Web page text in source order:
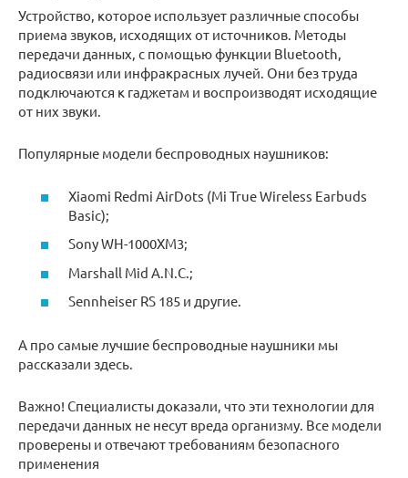
Устройство, которое использует различные способы
приема звуков, исходящих от источников. Методы
передачи данных, с помощью функции Bluetooth,
радиосвязи или инфракрасных лучей. Они без труда
подключаются к гаджетам и воспроизводят исходящие
от них звуки.
Популярные модели беспроводных наушников:
Xiaomi Redmi AirDots (Mi True Wireless Earbuds
Basic);
Sony WH-1000XM3;
Marshall Mid A.N.C.;
Sennheiser RS 185 и другие.
А про самые лучшие беспроводные наушники мы
рассказали здесь.
Важно! Специалисты доказали, что эти технологии для
передачи данных не несут вреда организму. Все модели
проверены и отвечают требованиям безопасного
применения